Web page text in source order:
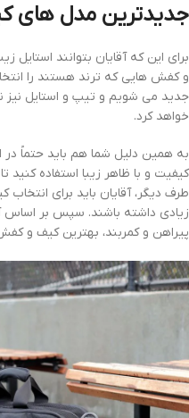
جدیدترین مدل های
برای این که آقایان بتوانند استایل
و کفش هایی که ترند هستند را
جدید می شویم و تیپ و استایل
خواهد کرد.
به همین دلیل شما هم باید حتماً در
کیفیت و با ظاهر زیبا استفاده کنید
طرف دیگر، آقایان باید برای
زیادی داشته باشند. سپس بر اساس
پیراهن و کمربند، بهترین کیف و